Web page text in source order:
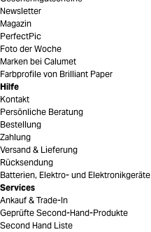
Newsletter
Magazin
PerfectPic
Foto der Woche
Marken bei Calumet
Farbprofile von Brilliant Paper
Hilfe
Kontakt
Persönliche Beratung
Bestellung
Zahlung
Versand & Lieferung
Rücksendung
Batterien, Elektro- und Elektronikgeräte
Services
Ankauf & Trade-In
Geprüfte Second-Hand-Produkte
Second Hand Liste